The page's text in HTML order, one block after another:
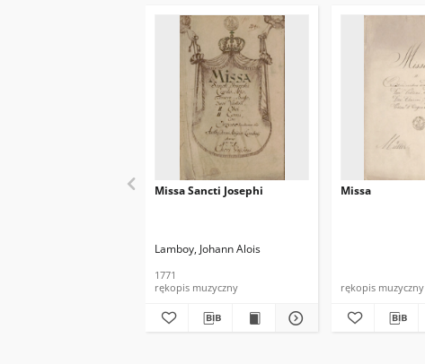
Missa Sancti Josephi
Lamboy, Johann Alois
1771
rękopis muzyczny
Missa
rękopis muzyczny